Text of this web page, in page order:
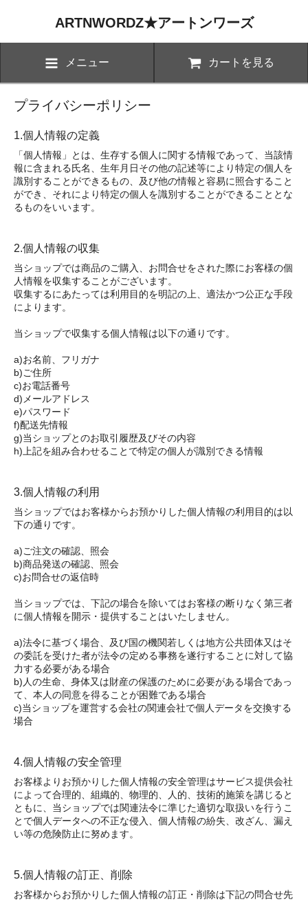
ARTNWORDZ★アートンワーズ
メニュー カートを見る
プライバシーポリシー
1.個人情報の定義
「個人情報」とは、生存する個人に関する情報であって、当該情
報に含まれる氏名、生年月日その他の記述等により特定の個人を
識別することができるもの、及び他の情報と容易に照合すること
ができ、それにより特定の個人を識別することができることとな
るものをいいます。
2.個人情報の収集
当ショップでは商品のご購入、お問合せをされた際にお客様の個
人情報を収集することがございます。
収集するにあたっては利用目的を明記の上、適法かつ公正な手段
によります。
当ショップで収集する個人情報は以下の通りです。
a)お名前、フリガナ
b)ご住所
c)お電話番号
d)メールアドレス
e)パスワード
f)配送先情報
g)当ショップとのお取引履歴及びその内容
h)上記を組み合わせることで特定の個人が識別できる情報
3.個人情報の利用
当ショップではお客様からお預かりした個人情報の利用目的は以
下の通りです。
a)ご注文の確認、照会
b)商品発送の確認、照会
c)お問合せの返信時
当ショップでは、下記の場合を除いてはお客様の断りなく第三者
に個人情報を開示・提供することはいたしません。
a)法令に基づく場合、及び国の機関若しくは地方公共団体又はそ
の委託を受けた者が法令の定める事務を遂行することに対して協
力する必要がある場合
b)人の生命、身体又は財産の保護のために必要がある場合であっ
て、本人の同意を得ることが困難である場合
c)当ショップを運営する会社の関連会社で個人データを交換する
場合
4.個人情報の安全管理
お客様よりお預かりした個人情報の安全管理はサービス提供会社
によって合理的、組織的、物理的、人的、技術的施策を講じると
ともに、当ショップでは関連法令に準じた適切な取扱いを行うこ
とで個人データへの不正な侵入、個人情報の紛失、改ざん、漏え
い等の危険防止に努めます。
5.個人情報の訂正、削除
お客様からお預かりした個人情報の訂正・削除は下記の問合せ先